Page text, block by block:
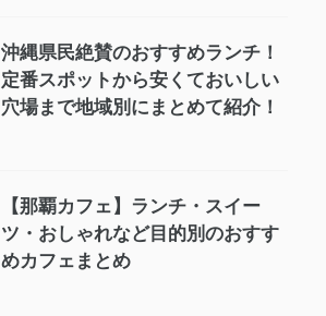
沖縄県民絶賛のおすすめランチ！
定番スポットから安くておいしい
穴場まで地域別にまとめて紹介！
【那覇カフェ】ランチ・スイー
ツ・おしゃれなど目的別のおすす
めカフェまとめ